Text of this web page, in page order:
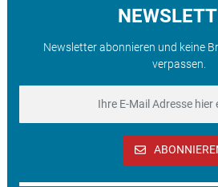
Newsletter abonnieren und keine
verpassen.